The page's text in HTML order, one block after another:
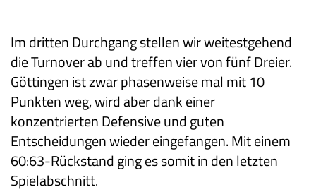
Im dritten Durchgang stellen wir weitestgehend
die Turnover ab und treffen vier von fünf Dreier.
Göttingen ist zwar phasenweise mal mit 10
Punkten weg, wird aber dank einer
konzentrierten Defensive und guten
Entscheidungen wieder eingefangen. Mit einem
60:63-Rückstand ging es somit in den letzten
Spielabschnitt.